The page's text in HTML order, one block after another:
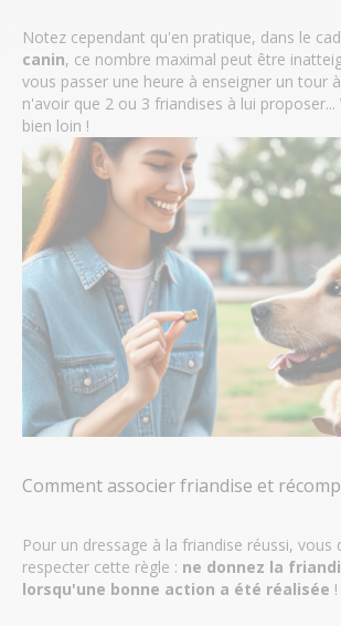
Notez cependant qu'en pratique, dans le
canin, ce nombre maximal peut être
vous passer une heure à enseigner un tour
n'avoir que 2 ou 3 friandises à lui proposer...
bien loin !
Comment associer friandise et
Pour un dressage à la friandise réussi, vous
respecter cette règle : ne donnez la
lorsqu'une bonne action a été réalisée !